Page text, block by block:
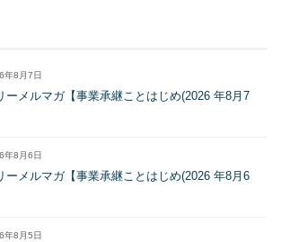
年8月7日
ーメルマガ【事業承継ことはじめ(2026 年8月7
年8月6日
ーメルマガ【事業承継ことはじめ(2026 年8月6
年8月5日